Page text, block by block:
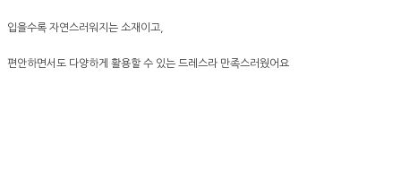
입을수록 자연스러워지는 소재이고,
편안하면서도 다양하게 활용할 수 있는 드레스라 만족스러웠어요